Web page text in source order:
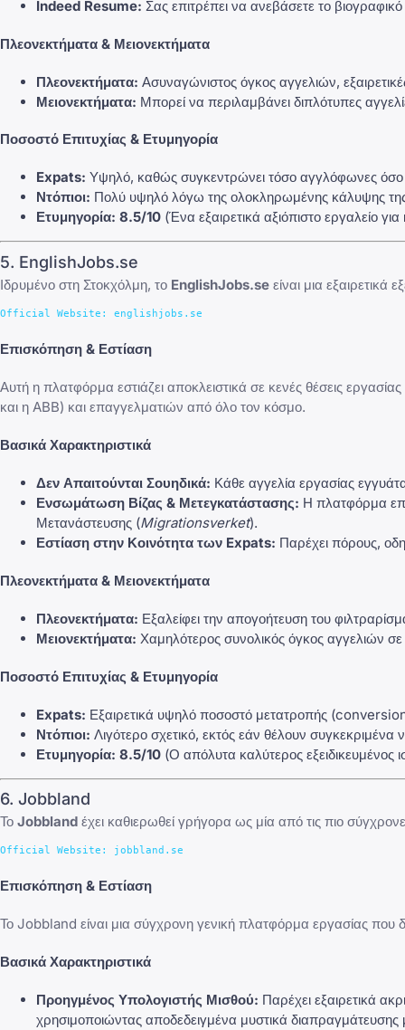
Indeed Resume: Σας επιτρέπει να ανεβάσετε το
Πλεονεκτήματα & Μειονεκτήματα
Πλεονεκτήματα: Ασυναγώνιστος όγκος αγγελιών,
Μειονεκτήματα: Μπορεί να περιλαμβάνει διπλότυπες
Ποσοστό Επιτυχίας & Ετυμηγορία
Expats: Υψηλό, καθώς συγκεντρώνει τόσο αγγλόφωνες όσο
Ντόπιοι: Πολύ υψηλό λόγω της ολοκληρωμένης κάλυψης
Ετυμηγορία: 8.5/10 (Ένα εξαιρετικά αξιόπιστο εργαλείο
5. EnglishJobs.se
Ιδρυμένο στη Στοκχόλμη, το EnglishJobs.se είναι μια
Επισκόπηση & Εστίαση
Αυτή η πλατφόρμα εστιάζει αποκλειστικά σε κενές θέσεις
και η ABB) και επαγγελματιών από όλο τον κόσμο.
Βασικά Χαρακτηριστικά
Δεν Απαιτούνται Σουηδικά: Κάθε αγγελία εργασίας
Ενσωμάτωση Βίζας & Μετεγκατάστασης: Η πλατφόρμα
Μετανάστευσης (Migrationsverket).
Εστίαση στην Κοινότητα των Expats: Παρέχει πόρους,
Πλεονεκτήματα & Μειονεκτήματα
Πλεονεκτήματα: Εξαλείφει την απογοήτευση του
Μειονεκτήματα: Χαμηλότερος συνολικός όγκος αγγελιών σε
Ποσοστό Επιτυχίας & Ετυμηγορία
Expats: Εξαιρετικά υψηλό ποσοστό μετατροπής (conversion
Ντόπιοι: Λιγότερο σχετικό, εκτός εάν θέλουν συγκεκριμένα
Ετυμηγορία: 8.5/10 (Ο απόλυτα καλύτερος εξειδικευμένος
6. Jobbland
Το Jobbland έχει καθιερωθεί γρήγορα ως μία από τις πιο
Επισκόπηση & Εστίαση
Το Jobbland είναι μια σύγχρονη γενική πλατφόρμα εργασίας
Βασικά Χαρακτηριστικά
Προηγμένος Υπολογιστής Μισθού: Παρέχει εξαιρετικά
χρησιμοποιώντας αποδεδειγμένα μυστικά διαπραγμάτευσης